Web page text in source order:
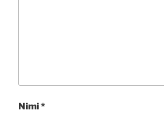
Nimi*